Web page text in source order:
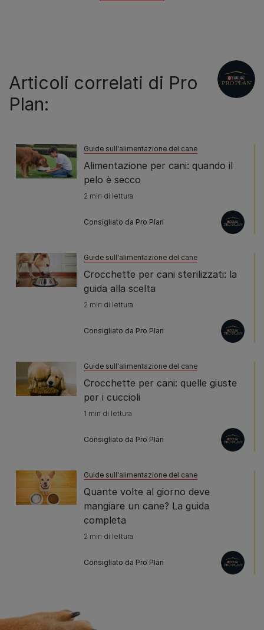
Articoli correlati di Pro
Plan:
Guide sull'alimentazione del cane
Alimentazione per cani: quando il
pelo è secco
2 min di lettura
Consigliato da Pro Plan
Guide sull'alimentazione del cane
Crocchette per cani sterilizzati: la
guida alla scelta
2 min di lettura
Consigliato da Pro Plan
Guide sull'alimentazione del cane
Crocchette per cani: quelle giuste
per i cuccioli
1 min di lettura
Consigliato da Pro Plan
Guide sull'alimentazione del cane
Quante volte al giorno deve
mangiare un cane? La guida
completa
2 min di lettura
Consigliato da Pro Plan